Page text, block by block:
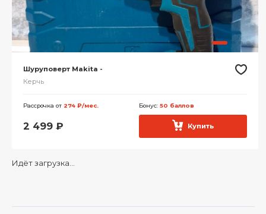
Шуруповерт Makita -
Керчь
Рассрочка от 274 ₽/мес. Бонус: 50 баллов
2 499 ₽ Купить
Идёт загрузка...